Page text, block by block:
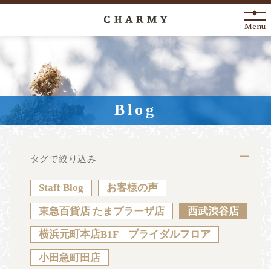
New Arrival
About
Engagement Ring
Anniversary
News Blog
Menu
Blog
タグで絞り込み
Staff Blog お客様の声
東急百貨店 たまプラーザ店 西武渋谷店
横浜元町本店B1F ブライダルフロア
小田急町田店